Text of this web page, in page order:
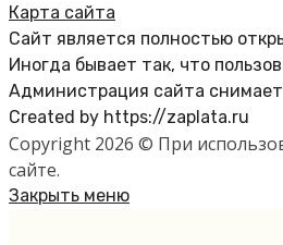
Карта сайта
Сайт является полностью
Иногда бывает так, что
Администрация сайта
Created by https://zaplata.ru
Copyright 2026 © При
сайте.
Закрыть меню